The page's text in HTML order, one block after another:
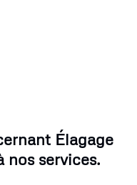
Élagage
nos services.